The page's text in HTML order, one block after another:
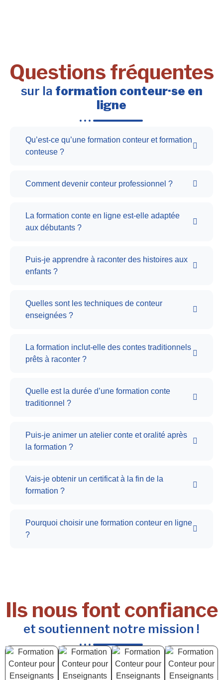
Questions fréquentes
sur la formation conteur·se en
ligne
Qu’est-ce qu’une formation conteur et formation
conteuse ?
Comment devenir conteur professionnel ?
La formation conte en ligne est-elle adaptée
aux débutants ?
Puis-je apprendre à raconter des histoires aux
enfants ?
Quelles sont les techniques de conteur
enseignées ?
La formation inclut-elle des contes traditionnels
prêts à raconter ?
Quelle est la durée d’une formation conte
traditionnel ?
Puis-je animer un atelier conte et oralité après
la formation ?
Vais-je obtenir un certificat à la fin de la
formation ?
Pourquoi choisir une formation conteur en ligne
?
Ils nous font confiance
et soutiennent notre mission !